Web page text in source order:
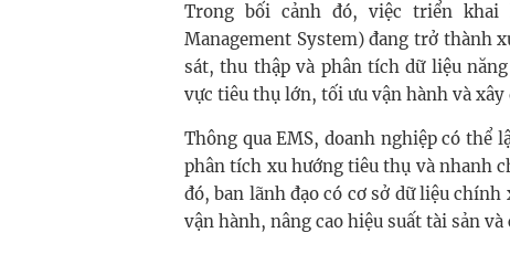
Trong bối cảnh đó, việc triển
Management System) đang trở thành
sát, thu thập và phân tích dữ liệu
vực tiêu thụ lớn, tối ưu vận hành và
Thông qua EMS, doanh nghiệp có thể
phân tích xu hướng tiêu thụ và nhanh
đó, ban lãnh đạo có cơ sở dữ liệu
vận hành, nâng cao hiệu suất tài sản